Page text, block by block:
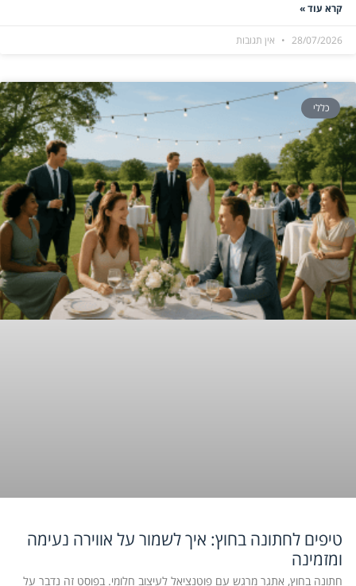
קרא עוד »
28/07/2026 אין תגובות
כללי
טיפים לחתונה בחוץ: איך לשמור על אווירה נעימה
ומזמינה
חתונה בחוץ, אתגר מרגש עם פוטנציאל לעיצוב חלומי. בפוסט זה נדבר על